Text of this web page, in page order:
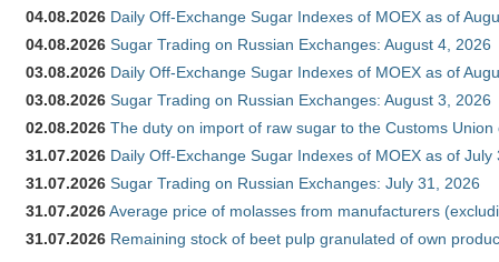
04.08.2026 Daily Off-Exchange Sugar Indexes of MOEX as of
04.08.2026 Sugar Trading on Russian Exchanges: August 4, 2026
03.08.2026 Daily Off-Exchange Sugar Indexes of MOEX as of
03.08.2026 Sugar Trading on Russian Exchanges: August 3, 2026
02.08.2026 The duty on import of raw sugar to the Customs
31.07.2026 Daily Off-Exchange Sugar Indexes of MOEX as of July
31.07.2026 Sugar Trading on Russian Exchanges: July 31, 2026
31.07.2026Average price of molasses from manufacturers
31.07.2026 Remaining stock of beet pulp granulated of own